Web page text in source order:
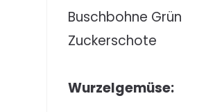
Buschbohne Grün
Zuckerschote
Wurzelgemüse: